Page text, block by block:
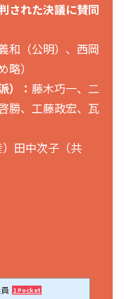
された決議に賛同
和（公明）、西岡
）
）： 藤木巧一、二
勝、工藤政宏、瓦
田中次子（共
1 Pocket